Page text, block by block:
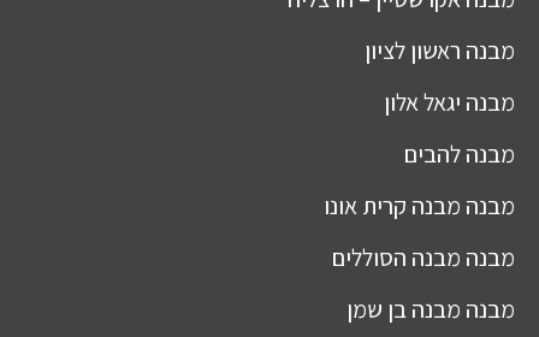
מבנה ראשון לציון
מבנה יגאל אלון
מבנהלהבים
מבנה מבנה קרית אונו
מבנה מבנה הסוללים
מבנה מבנה בן שמן